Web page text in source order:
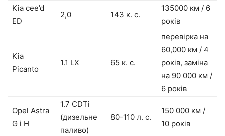
Kia cee’d
ED
2,0 143 к. с.
135000 км / 6
років
Kia
Picanto
1.1 LX 65 к. с.
перевірка на
60,000 км / 4
років, заміна
на 90 000 км /
6 років
Opel Astra
G і H
1.7 CDTi
(дизельне
паливо)
80-110 л. с.
150 000 км /
10 років